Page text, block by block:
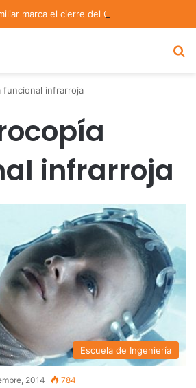
funcional infrarroja
infrarroja
Escuela de Ingeniería
2014 784